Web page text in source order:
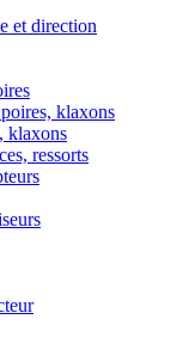
et direction
klaxons
klaxons
ressorts